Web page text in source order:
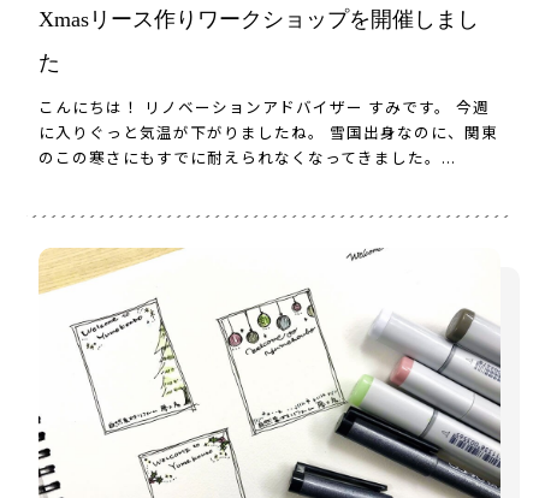
Xmasリース作りワークショップを開催しまし
た
こんにちは！ リノベーションアドバイザー すみです。 今週
に入りぐっと気温が下がりましたね。 雪国出身なのに、関東
のこの寒さにもすでに耐えられなくなってきました。...